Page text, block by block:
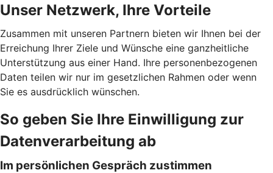
Unser Netzwerk, Ihre Vorteile
Zusammen mit unseren Partnern bieten wir Ihnen bei der
Erreichung Ihrer Ziele und Wünsche eine ganzheitliche
Unterstützung aus einer Hand. Ihre personenbezogenen
Daten teilen wir nur im gesetzlichen Rahmen oder wenn
Sie es ausdrücklich wünschen.
So geben Sie Ihre Einwilligung zur
Datenverarbeitung ab
Im persönlichen Gespräch zustimmen